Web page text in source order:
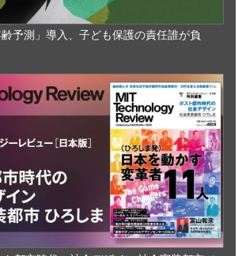
予測」導入、子ども保護の責任誰が負